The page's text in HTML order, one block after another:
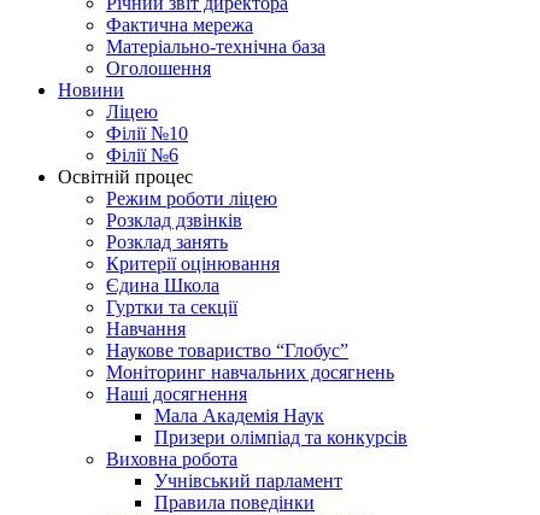
Фактична мережа
Матеріально-технічна база
Оголошення
Новини
Ліцею
Філії №10
Філії №6
Освітній процес
Режим роботи ліцею
Розклад дзвінків
Розклад занять
Критерії оцінювання
Єдина Школа
Гуртки та секції
Навчання
Наукове товариство “Глобус”
Моніторинг навчальних досягнень
Наші досягнення
Мала Академія Наук
Призери олімпіад та конкурсів
Виховна робота
Учнівський парламент
Правила поведінки